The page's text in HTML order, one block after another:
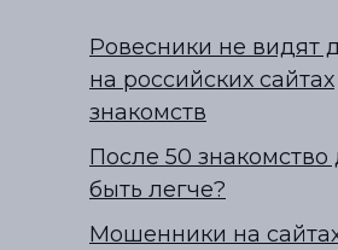
Ровесники не видят
на российских сайтах
знакомств
После 50
быть легче?
Мошенники на